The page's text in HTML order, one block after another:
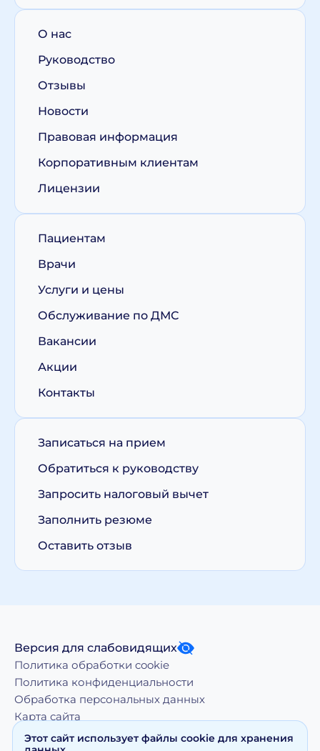
О нас
Руководство
Отзывы
Новости
Правовая информация
Корпоративным клиентам
Лицензии
Пациентам
Врачи
Услуги и цены
Обслуживание по ДМС
Вакансии
Акции
Контакты
Записаться на прием
Обратиться к руководству
Запросить налоговый вычет
Заполнить резюме
Оставить отзыв
Версия для слабовидящих
Политика обработки cookie
Политика конфиденциальности
Обработка персональных данных
Карта сайта
Этот сайт использует файлы cookie для хранения